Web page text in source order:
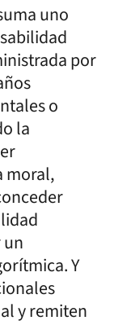
uno
por
o
la
moral,
Y
y remiten